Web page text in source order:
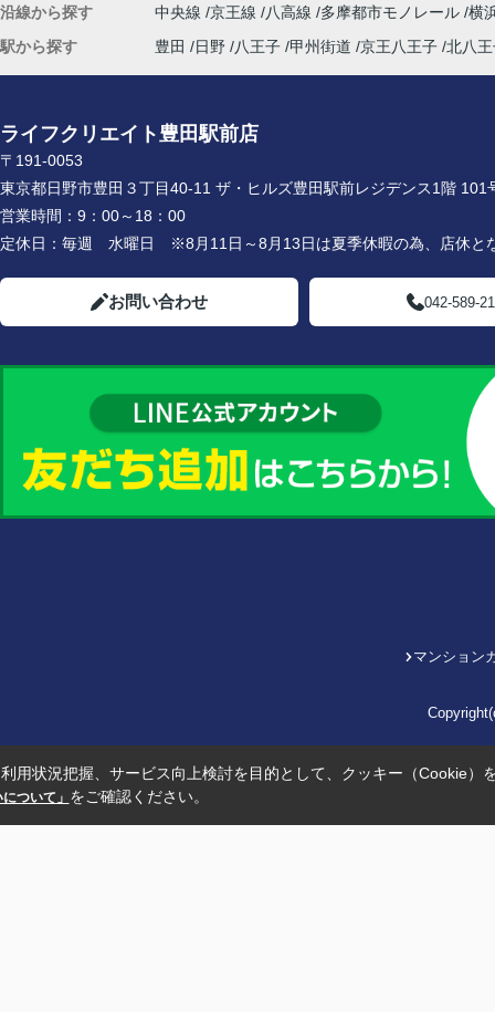
沿線から探す 中央線 京王線 八高線 多摩都市モノレール 横
駅から探す
豊田 日野 八王子 甲州街道 京王八王子 北八
ライフクリエイト豊田駅前店
〒191-0053
東京都日野市豊田３丁目40-11 ザ・ヒルズ豊田駅前レジデンス1階 101
営業時間： 9：00～18：00
定休日： 毎週 水曜日 ※8月11日～8月13日は夏季休暇の為、店休と
お問い合わせ 042-589-
マンション
用状況把握、サービス向上検討を目的として、クッキー（Cookie）
ついて」 をご確認ください。